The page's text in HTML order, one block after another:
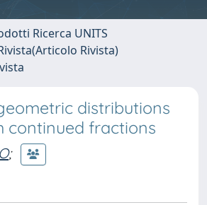
Ricerca UNITS
Rivista)
distributions
continued fractions
;